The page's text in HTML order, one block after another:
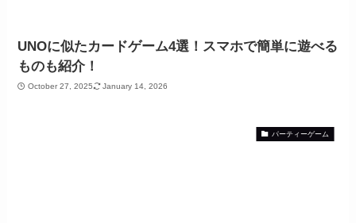
UNOに似たカードゲーム4選！スマホで簡単に遊べる
ものも紹介！
October 27, 2025 January 14, 2026
パーティーゲーム